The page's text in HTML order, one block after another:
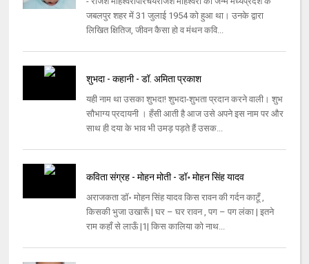
जबलपुर शहर में 31 जुलाई 1954 को हुआ था। उनके द्वारा
लिखित क्षितिज, जीवन कैसा हो व मंथन कवि...
शुभदा - कहानी - डॉ. अमिता प्रकाश
यही नाम था उसका शुभदा! शुभदा-शुभता प्रदान करने वाली। शुभ
सौभाग्य प्रदायनी । हँसी आती है आज उसे अपने इस नाम पर और
साथ ही दया के भाव भी उमड़ पड़ते हैं उसक...
कविता संग्रह - मोहन मोती - डॉ॰ मोहन सिंह यादव
अराजकता डॉ॰ मोहन सिंह यादव किस रावन की गर्दन काटूँ ,
किसकी भुजा उखारूँ | घर – घर रावन , पग – पग लंका | इतने
राम कहाँ से लाऊँ |1| किस कालिया को नाथ...